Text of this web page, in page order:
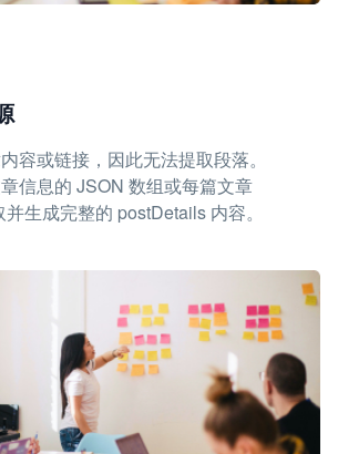
容或链接，因此无法提取段落。
信息的 JSON 数组或每篇文章
生成完整的 postDetails 内容。